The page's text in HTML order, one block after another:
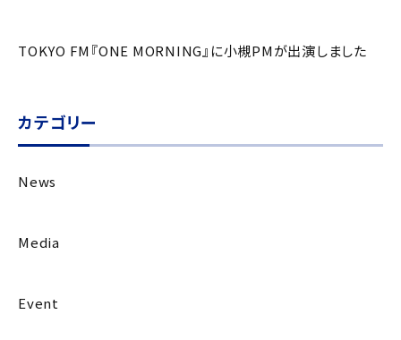
TOKYO FM『ONE MORNING』に小槻PMが出演しました
カテゴリー
News
Media
Event